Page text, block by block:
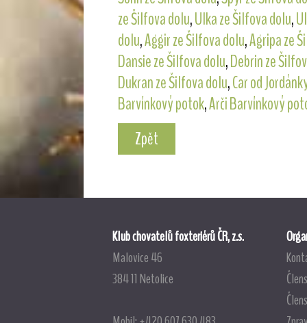
ze Šilfova dolu,Ulka ze Šilfova dolu,
dolu,Aggir ze Šilfova dolu,Agripa ze
Dansie ze Šilfova dolu,Debrin ze
Dukran ze Šilfova dolu,Car od
Barvínkový potok,Arči Barvínkový
Zpět
Klub chovatelů foxteriérů ČR, z.s.
Malovice 46
384 11 Netolice